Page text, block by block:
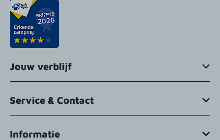
Jouw verblijf
Service & Contact
Informatie